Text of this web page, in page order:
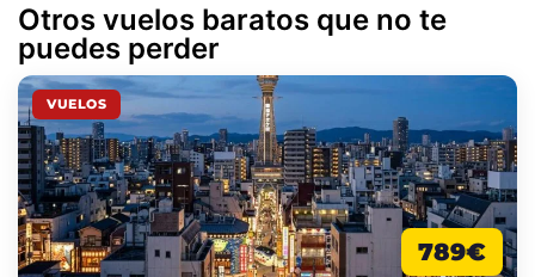
Otros vuelos baratos que no te
puedes perder
VUELOS
789€